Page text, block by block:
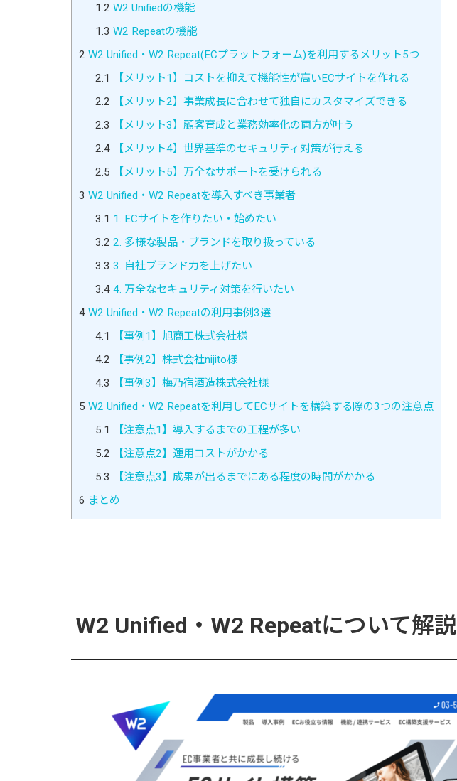
1.2 W2 Unifiedの機能
1.3 W2 Repeatの機能
2 W2 Unified・W2 Repeat(ECプラットフォーム)を利用するメリット5つ
2.1
【メリット1】コストを抑えて機能性が高いECサイトを作れる
2.2 【メリット2】事業成長に合わせて独自にカスタマイズできる
2.3 【メリット3】顧客育成と業務効率化の両方が叶う
2.4【メリット4】世界基準のセキュリティ対策が行える
2.5 【メリット5】万全なサポートを受けられる
3 W2 Unified・W2 Repeatを導入すべき事業者
3.1 1. ECサイトを作りたい・始めたい
3.2 2. 多様な製品・ブランドを取り扱っている
3.3 3. 自社ブランド力を上げたい
3.44. 万全なセキュリティ対策を行いたい
4 W2 Unified・W2 Repeatの利用事例3選
4.1
【事例1】旭商工株式会社様
4.2 【事例2】株式会社nijito様
4.3 【事例3】梅乃宿酒造株式会社様
5 W2 Unified・W2 Repeatを利用してECサイトを構築する際の3つの注意点
5.1
【注意点1】導入するまでの工程が多い
5.2 【注意点2】運用コストがかかる
5.3 【注意点3】成果が出るまでにある程度の時間がかかる
6 まとめ
W2 Unified・W2 Repeatについて解説